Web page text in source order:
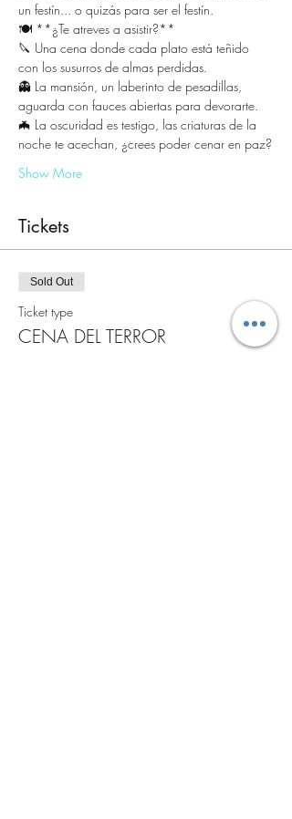
un festín... o quizás para ser el festín.
🍽️ **¿Te atreves a asistir?**
🔪 Una cena donde cada plato está teñido
con los susurros de almas perdidas.
👻 La mansión, un laberinto de pesadillas,
aguarda con fauces abiertas para devorarte.
🦇 La oscuridad es testigo, las criaturas de la
noche te acechan, ¿crees poder cenar en paz?
Show More
Tickets
Sold Out
Ticket type
CENA DEL TERROR